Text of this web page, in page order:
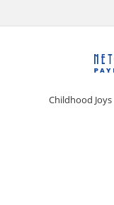
Childhood Joys